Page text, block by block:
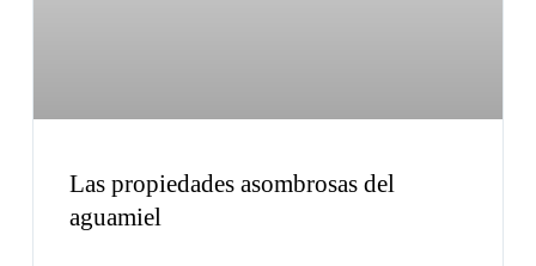
Las propiedades asombrosas del
aguamiel